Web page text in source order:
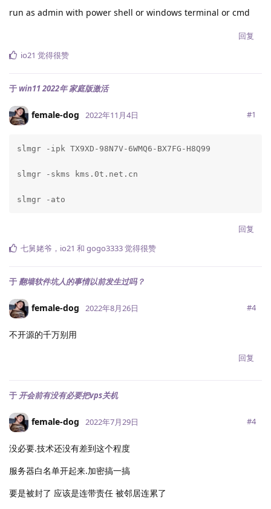
run as admin with power shell or windows terminal or cmd
回复
io21 觉得很赞
于win11 2022年 家庭版激活
female-dog 2022年11月4日 #1
slmgr -ipk TX9XD-98N7V-6WMQ6-BX7FG-H8Q99
slmgr -skms kms.0t.net.cn
slmgr -ato
回复
七舅姥爷 ， io21 和 gogo3333觉得很赞
于 翻墙软件坑人的事情以前发生过吗？
female-dog 2022年8月26日 #4
不开源的千万别用
回复
于 开会前有没有必要把vps关机
female-dog 2022年7月29日 #4
没必要.技术还没有差到这个程度
服务器白名单开起来.加密搞一搞
要是被封了 应该是连带责任 被邻居连累了